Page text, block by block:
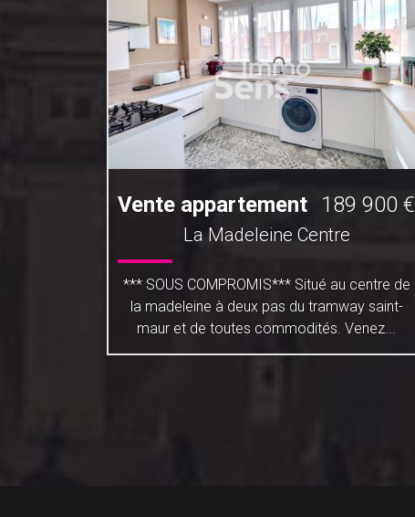
Vente appartement 189 900 €
La Madeleine Centre
*** SOUS COMPROMIS*** Situé au centre de
la madeleine à deux pas du tramway saint-
maur et de toutes commodités. Venez...